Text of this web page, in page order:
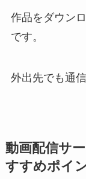
作品をダウン
です。
外出先でも通
動画配信サ
すすめポイ